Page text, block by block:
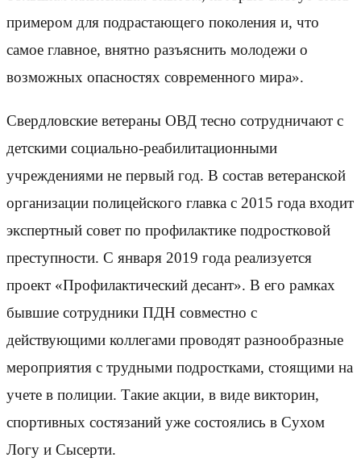
примером для подрастающего поколения и, что
самое главное, внятно разъяснить молодежи о
возможных опасностях современного мира».
Свердловские ветераны ОВД тесно сотрудничают с
детскими социально-реабилитационными
учреждениями не первый год. В состав ветеранской
организации полицейского главка с 2015 года входит
экспертный совет по профилактике подростковой
преступности. С января 2019 года реализуется
проект «Профилактический десант». В его рамках
бывшие сотрудники ПДН совместно с
действующими коллегами проводят разнообразные
мероприятия с трудными подростками, стоящими на
учете в полиции. Такие акции, в виде викторин,
спортивных состязаний уже состоялись в Сухом
Логу и Сысерти.